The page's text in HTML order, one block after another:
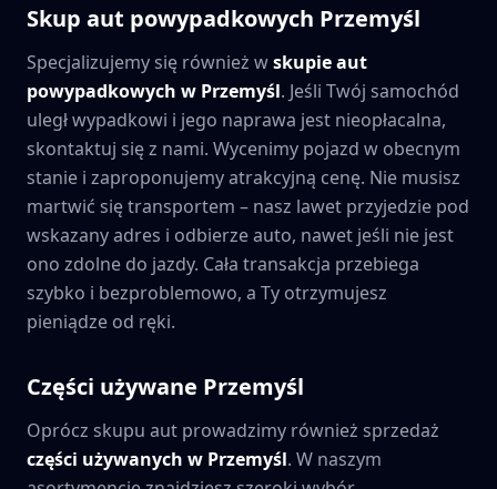
Skup aut powypadkowych Przemyśl
Specjalizujemy się również wskupie aut
powypadkowych w Przemyśl. Jeśli Twój samochód
uległ wypadkowi i jego naprawa jest nieopłacalna,
skontaktuj się z nami. Wycenimy pojazd w obecnym
stanie i zaproponujemy atrakcyjną cenę. Nie musisz
martwić się transportem – nasz lawet przyjedzie pod
wskazany adres i odbierze auto, nawet jeśli nie jest
ono zdolne do jazdy. Cała transakcja przebiega
szybko i bezproblemowo, a Ty otrzymujesz
pieniądze od ręki.
Części używane Przemyśl
Oprócz skupu aut prowadzimy również sprzedaż
części używanych w Przemyśl. W naszym